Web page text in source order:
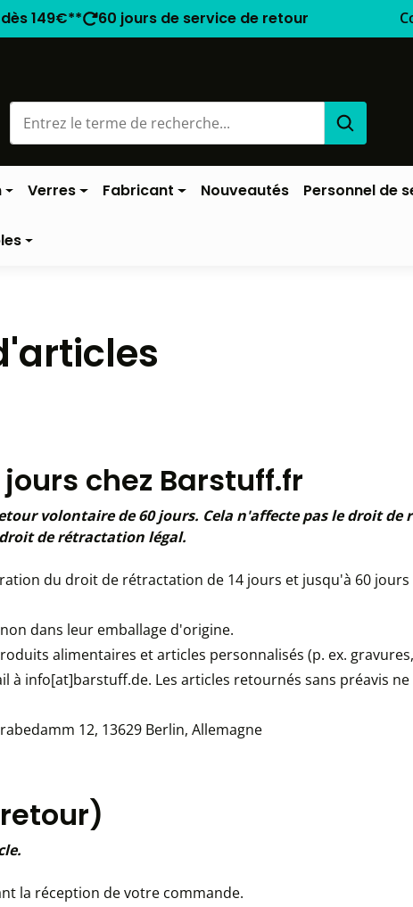
149€** 60 jours de service de retour
Verres Fabricant Nouveautés Personnel de
chez Barstuff.fr
volontaire de 60 jours. Cela n'affecte pas le droit
de rétractation légal.
du droit de rétractation de 14 jours et jusqu'à 60
dans leur emballage d'origine.
alimentaires et articles personnalisés (p. ex.
à info[at]barstuff.de. Les articles retournés sans préavis
12, 13629 Berlin, Allemagne
la réception de votre commande.